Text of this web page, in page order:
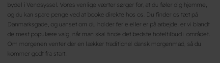
bydel i Vendsyssel. Vores venlige værter sørger for, at du føler dig hjemme,
og du kan spare penge ved at booke direkte hos os. Du finder os tæt på
Danmarksgade, og uanset om du holder ferie eller er på arbejde, er vi blandt
de mest populære valg, når man skal finde det bedste hoteltilbud i området.
Om morgenen venter der en lækker traditionel dansk morgenmad, så du
kommer godt fra start.